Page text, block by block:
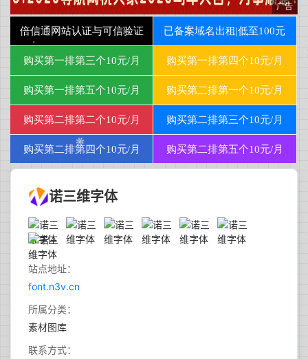
诺三维字体
站点地址：
font.n3v.cn
所属分类：
素材图库
联系方式：